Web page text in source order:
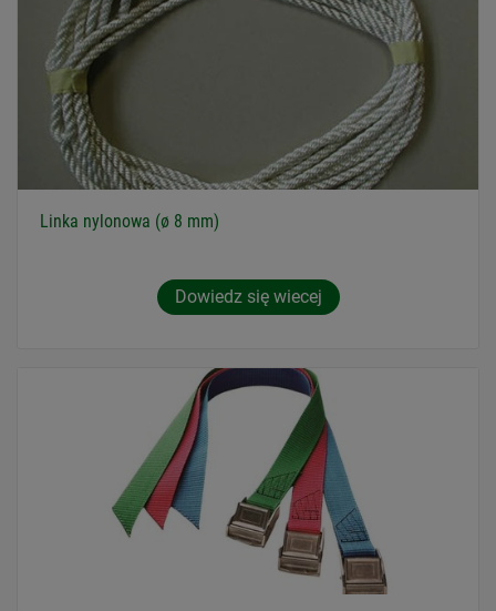
Linka nylonowa (ø 8 mm)
Dowiedz się wiecej